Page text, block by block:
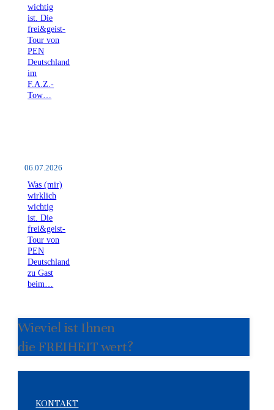
wichtig
ist. Die
frei&geist-
Tour von
PEN
Deutschland
im
F.A.Z.-
Tow…
06.07.2026
Was (mir)
wirklich
wichtig
ist. Die
frei&geist-
Tour von
PEN
Deutschland
zu Gast
beim…
Wieviel ist Ihnen
die FREIHEIT wert?
KONTAKT